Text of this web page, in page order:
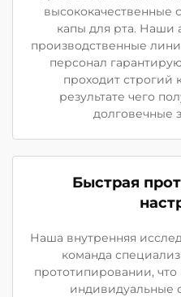
высококачественные
капы для рта. Наши
производственные
персонал
проходит строгий
результате чего
долговечные
Быстрая
Наша внутренняя
команда
прототипировании, что
индивидуальные